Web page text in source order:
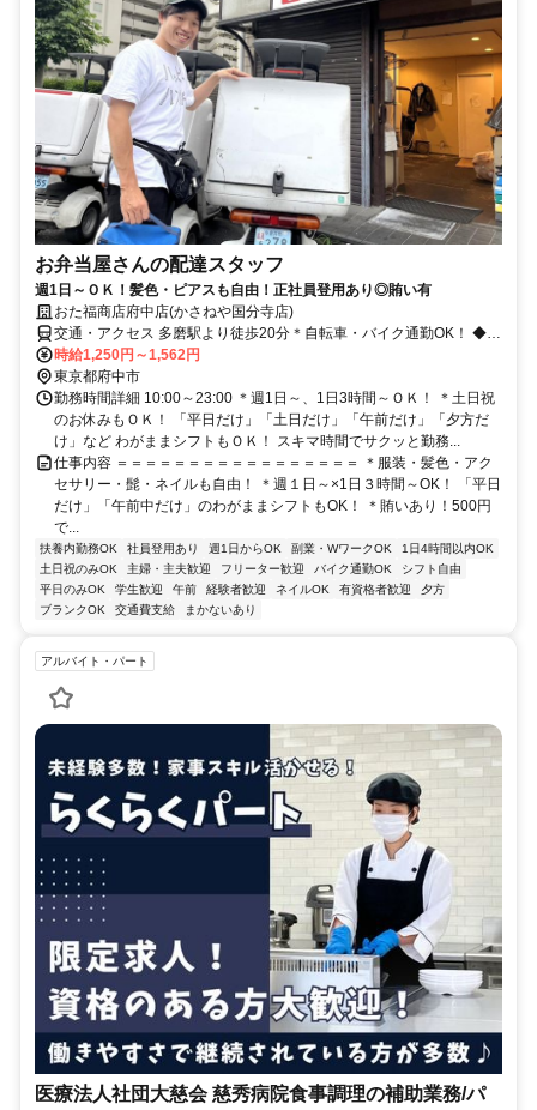
お弁当屋さんの配達スタッフ
週1日～ＯＫ！髪色・ピアスも自由！正社員登用あり◎賄い有
おた福商店府中店(かさねや国分寺店)
交通・アクセス 多磨駅より徒歩20分＊自転車・バイク通勤OK！ ◆週
1日～1日3時間～OK◆食事補助（お弁当）あり◆服装・髪色・ピアス
も自由◆正社員登用あり
時給1,250円～1,562円
東京都府中市
勤務時間詳細 10:00～23:00 ＊週1日～、1日3時間～ＯＫ！ ＊土日祝
のお休みもＯＫ！ 「平日だけ」「土日だけ」「午前だけ」「夕方だ
け」など わがままシフトもＯＫ！ スキマ時間でサクッと勤務...
仕事内容 ＝＝＝＝＝＝＝＝＝＝＝＝＝＝＝＝＝ ＊服装・髪色・アク
セサリー・髭・ネイルも自由！ ＊週１日～×1日３時間～OK！ 「平日
だけ」「午前中だけ」のわがままシフトもOK！ ＊賄いあり！500円
で...
扶養内勤務OK 社員登用あり 週1日からOK 副業・WワークOK
1日4時間以内OK
土日祝のみOK
主婦・主夫歓迎 フリーター歓迎 バイク通勤OK
シフト自由
平日のみOK
学生歓迎 午前 経験者歓迎 ネイルOK 有資格者歓迎
夕方
ブランクOK
交通費支給 まかないあり
アルバイト・パート
医療法人社団大慈会 慈秀病院食事調理の補助業務/パ